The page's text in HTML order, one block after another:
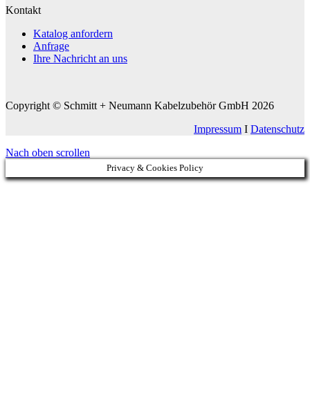
Kontakt
Katalog anfordern
Anfrage
Ihre Nachricht an uns
Copyright © Schmitt + Neumann Kabelzubehör GmbH 2026
Impressum I Datenschutz
Nach oben scrollen
Privacy & Cookies Policy